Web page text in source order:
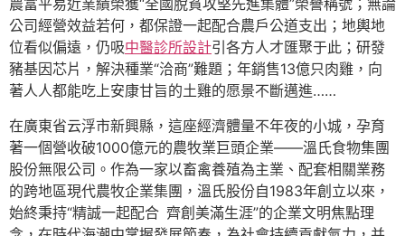
農富平易近業績榮獲“全國脫貧攻堅先進集體”榮譽稱號；無論
公司經營效益若何，都保證一起配合農戶公道支出；地輿地
位看似偏遠，仍吸中醫診所設計引各方人才匯聚于此；研發
豬基因芯片，解決種業“洽商”難題；年銷售13億只肉雞，向
著人人都能吃上安康甘旨的土雞的愿景不斷邁進……
在廣東省云浮市新興縣，這座經濟體量不年夜的小城，孕育
著一個營收破1000億元的農牧業巨頭企業——溫氏食物集團
股份無限公司。作為一家以畜禽養殖為主業、配套相關業務
的跨地區現代農牧企業集團，溫氏股份自1983年創立以來，
始終秉持“精誠一起配合 齊創美滿生涯”的企業文明焦點理